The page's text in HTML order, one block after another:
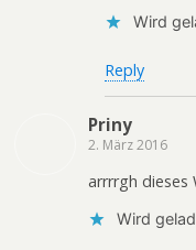
Wird
Reply
Priny
2. März 2016
arrrrgh dieses
Wird